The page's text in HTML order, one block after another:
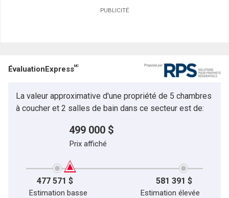
PUBLICITÉ
ÉvaluationExpressMC
La valeur approximative d'une propriété de 5 chambres
à coucher et 2 salles de bain dans ce secteur est de:
499 000 $
Prix affiché
477 571 $ 581 391 $
Estimation basse Estimation élevée